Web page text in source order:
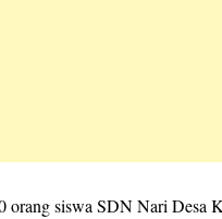
orang siswa SDN Nari Desa